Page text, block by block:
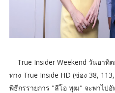
True Insider Weekend วันอาทิ
ทาง True Inside HD (ช่อง 38,
พิธีกรรายการ "ลีโอ พุฒ" จะพาไป